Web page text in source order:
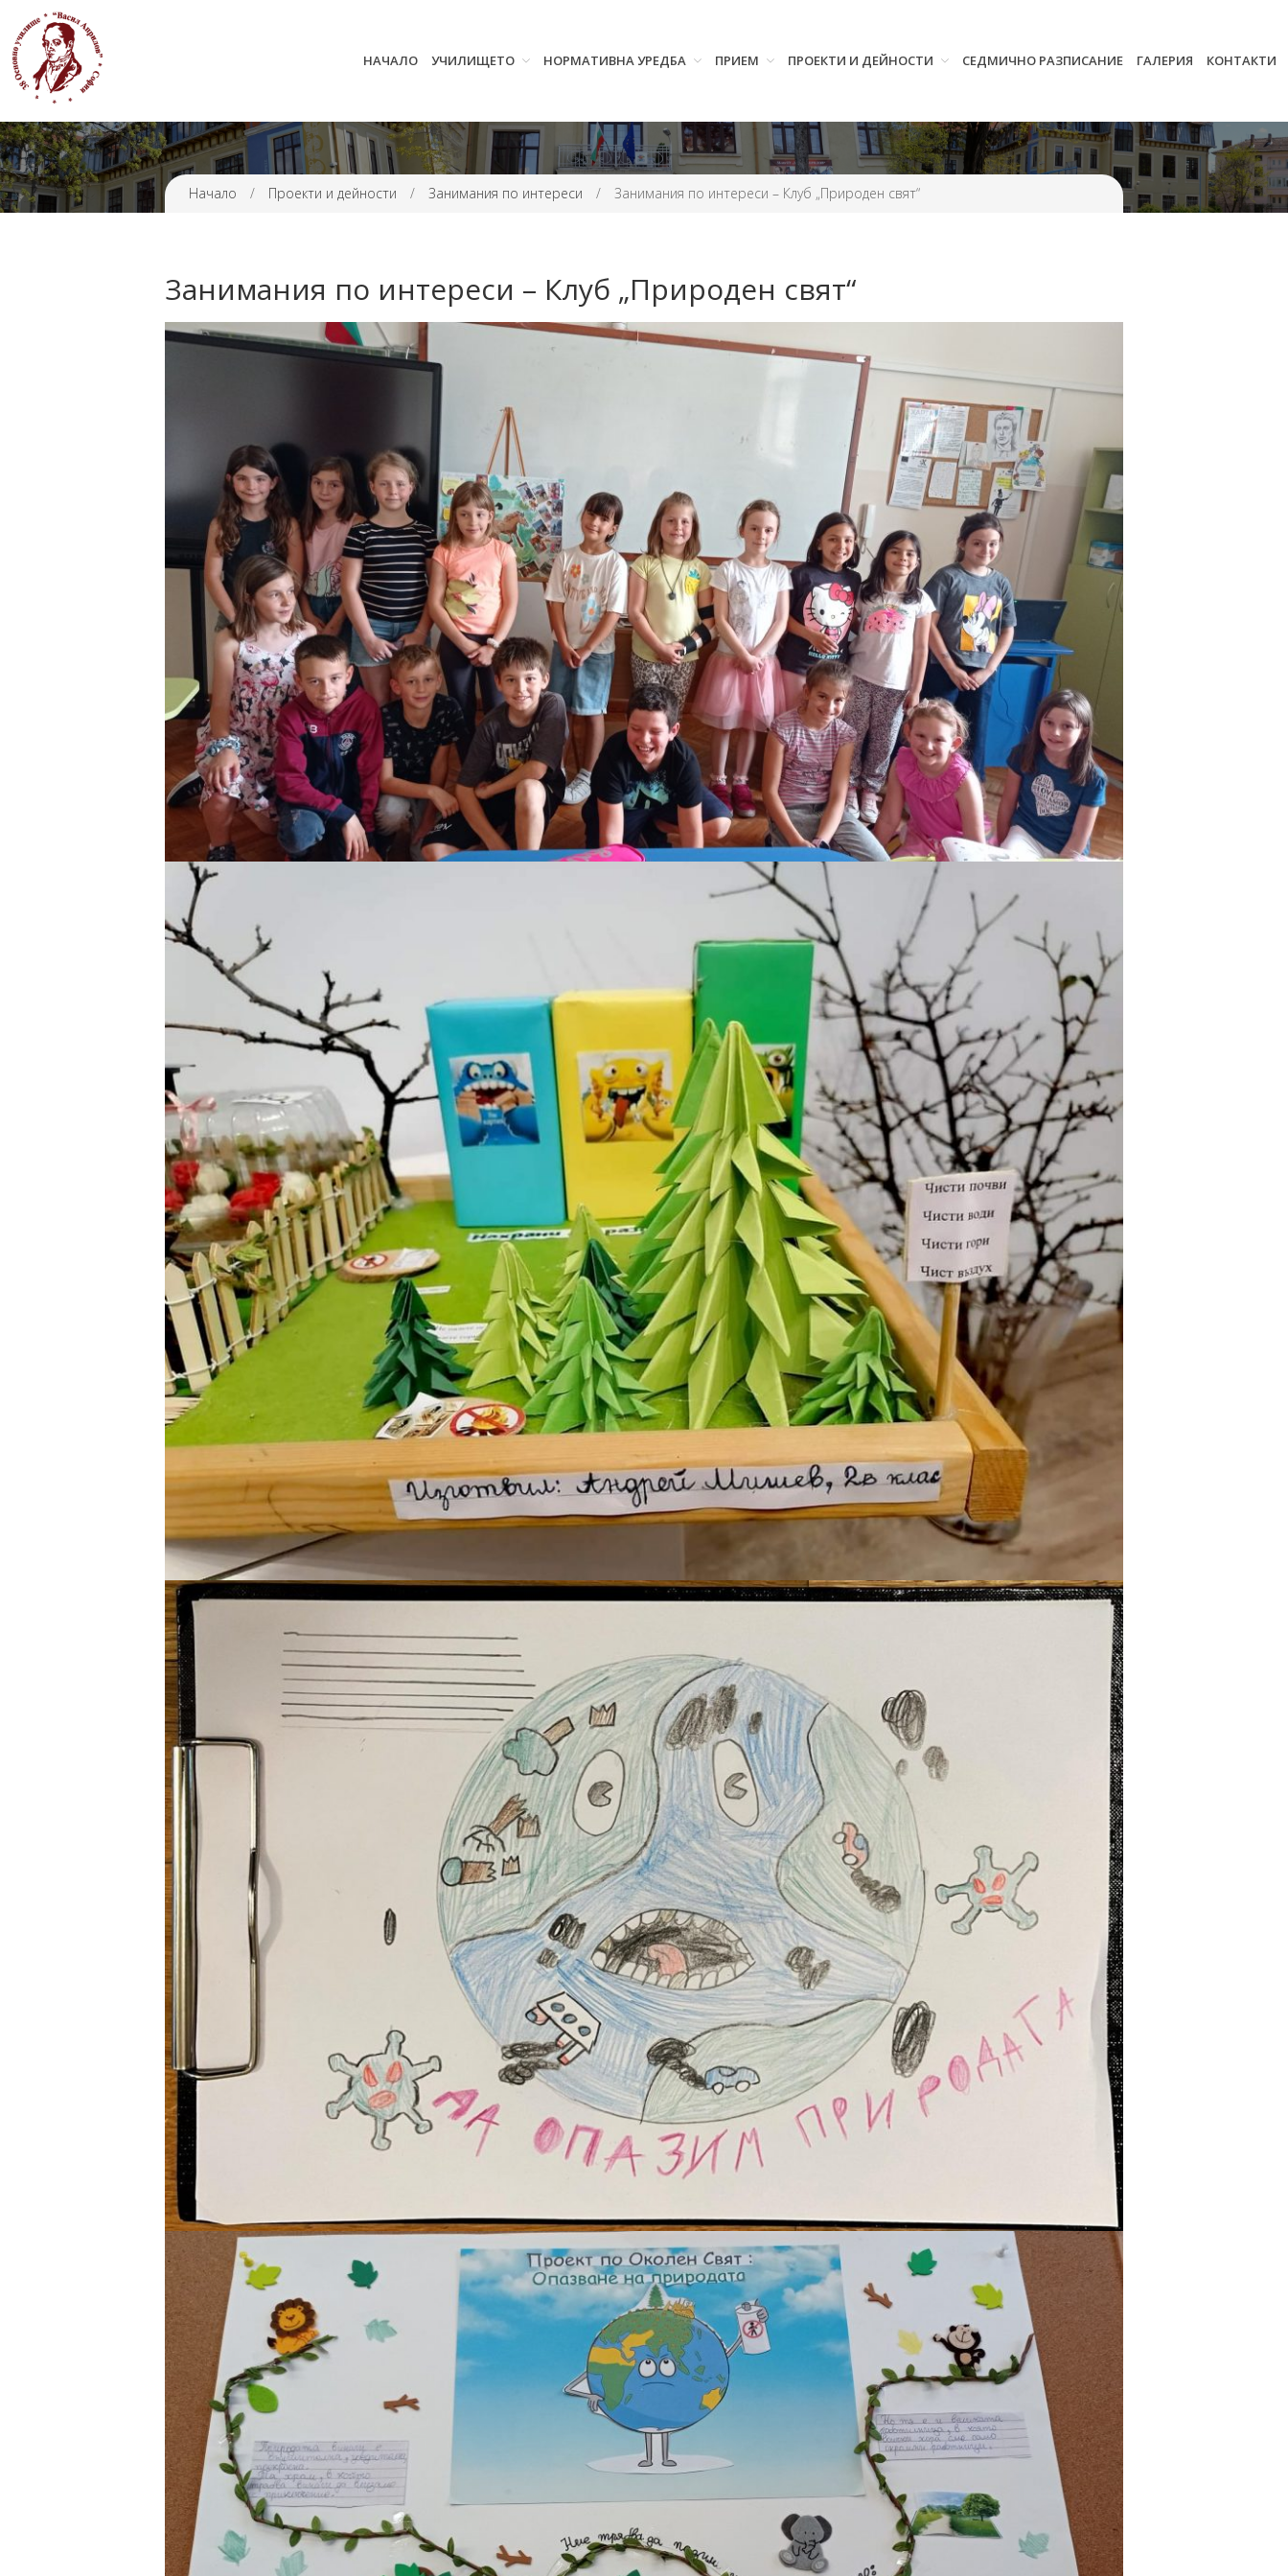
Училището
Нормативна уредба
НАЧАЛО УЧИЛИЩЕТО НОРМАТИВНА УРЕДБА ПРИЕМ ПРОЕКТИ И ДЕЙНОСТИ СЕДМИЧНО РАЗПИСАНИЕ ГАЛЕРИЯ КОНТАКТИ
Начало / Проекти и дейности / Занимания по интереси / Занимания по интереси – Клуб „Природен свят“
Занимания по интереси – Клуб „Природен свят“